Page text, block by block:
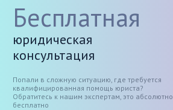
Бесплатная
юридическая
консультация
Попали в сложную ситуацию, где требуется
квалифицированная помощь юриста?
Обратитесь к нашим экспертам, это абсолютно
бесплатно